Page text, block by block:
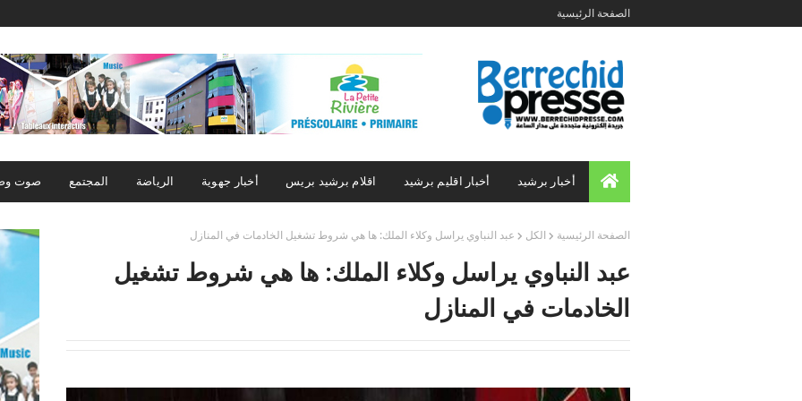
الصفحة الرئيسية
أخبار برشيد أخبار اقليم برشيد اقلام برشيد بريس أخبار جهوية الرياضة المجتمع صوت
الصفحة الرئيسية الكل عبد النباوي يراسل وكلاء الملك: ها هي شروط تشغيل الخادمات في المنازل
عبد النباوي يراسل وكلاء الملك: ها هي شروط تشغيل
الخادمات في المنازل